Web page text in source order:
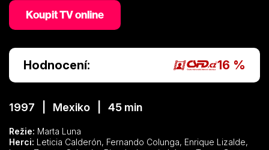
Koupit TV online
Hodnocení: 16 %
1997 | Mexiko | 45 min
Režie: Marta Luna
Herci: